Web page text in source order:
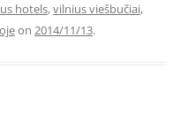
hotels,vilnius viešbučiai,
on 2014/11/13.